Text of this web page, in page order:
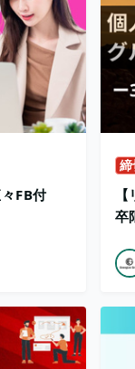
FB付
卒